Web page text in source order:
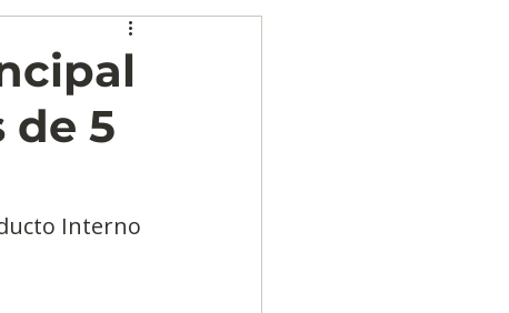
Business analytics
opinión pública
trabajador
de 5
Interno